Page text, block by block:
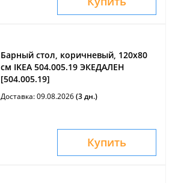
Барный стол, коричневый, 120x80
см IKEA 504.005.19 ЭКЕДАЛЕН
[504.005.19]
Доставка: 09.08.2026(3 дн.)
Купить